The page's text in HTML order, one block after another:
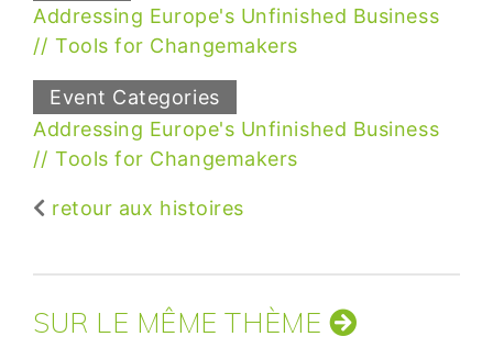
Addressing Europe's Unfinished Business
Tools for Changemakers
Event Categories
Addressing Europe's Unfinished Business
Tools for Changemakers
retour aux histoires
SUR LE MÊME THÈME